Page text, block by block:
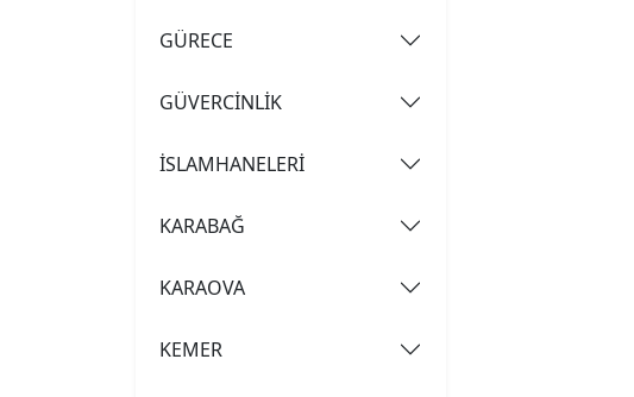
GÜRECE
GÜVERCİNLİK
İSLAMHANELERİ
KARABAĞ
KARAOVA
KEMER